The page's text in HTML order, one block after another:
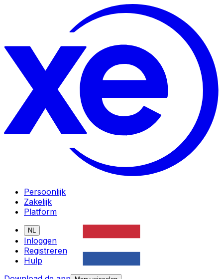
Persoonlijk
Zakelijk
Platform
NL
Inloggen
Registreren
Hulp